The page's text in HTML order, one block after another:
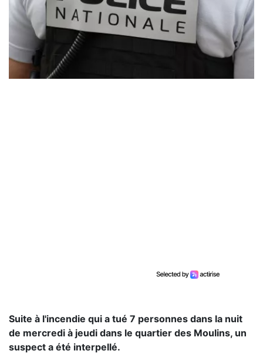
Suite à l'incendie qui a tué 7 personnes dans la nuit
de mercredi à jeudi dans le quartier des Moulins, un
suspect a été interpellé.